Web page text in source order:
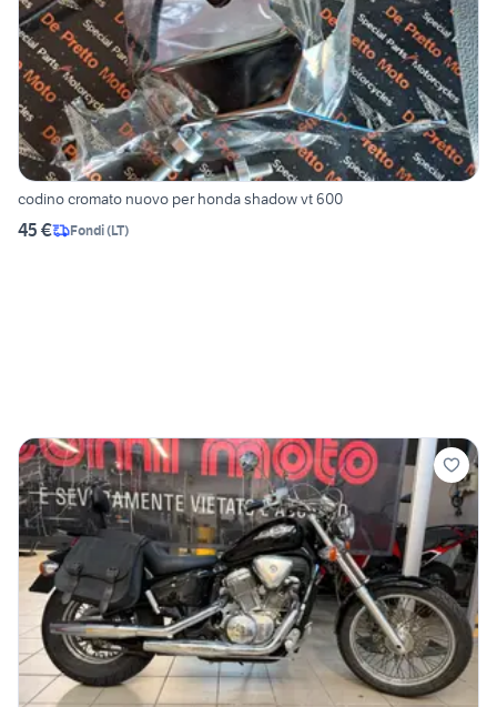
codino cromato nuovo per honda shadow vt 600
45 € Fondi(LT)